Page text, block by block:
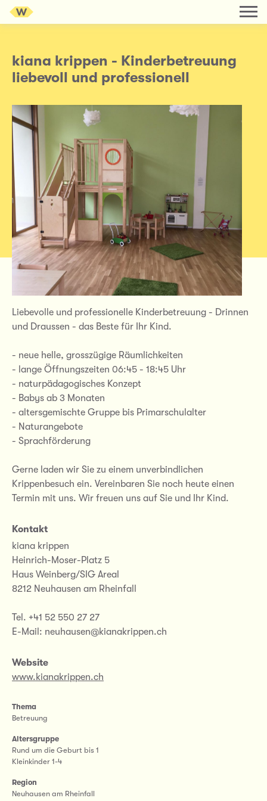
kiana krippen - Kinderbetreuung
liebevoll und professionell
Liebevolle und professionelle Kinderbetreuung - Drinnen
und Draussen - das Beste für Ihr Kind.
- neue helle, grosszügige Räumlichkeiten
- lange Öffnungszeiten 06:45 - 18:45 Uhr
- naturpädagogisches Konzept
- Babys ab 3 Monaten
- altersgemischte Gruppe bis Primarschulalter
- Naturangebote
- Sprachförderung
Gerne laden wir Sie zu einem unverbindlichen
Krippenbesuch ein. Vereinbaren Sie noch heute einen
Termin mit uns. Wir freuen uns auf Sie und Ihr Kind.
Kontakt
kiana krippen
Heinrich-Moser-Platz 5
Haus Weinberg/SIG Areal
8212 Neuhausen am Rheinfall
Tel. +41 52 550 27 27
E-Mail: neuhausen@kianakrippen.ch
Website
www.kianakrippen.ch
Thema
Betreuung
Altersgruppe
Rund um die Geburt bis 1
Kleinkinder 1-4
Region
Neuhausen am Rheinfall